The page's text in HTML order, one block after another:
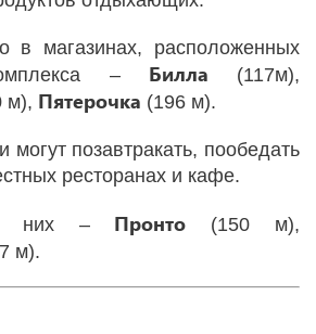
в магазинах, расположенных
– Билла (117м),
м), Пятерочка (196 м).
могут позавтракать, пообедать
ресторанах и кафе.
них – Пронто (150 м),
м).